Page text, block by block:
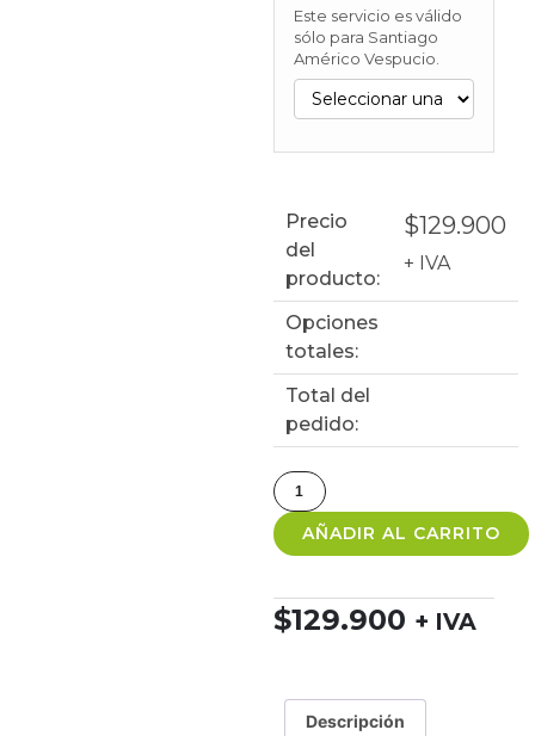
Este servicio es válido
sólo para Santiago
Américo Vespucio.
Precio
del
producto:
$129.900
+ IVA
Opciones
totales:
Total del
pedido:
AÑADIR AL CARRITO
$129.900 + IVA
Descripción